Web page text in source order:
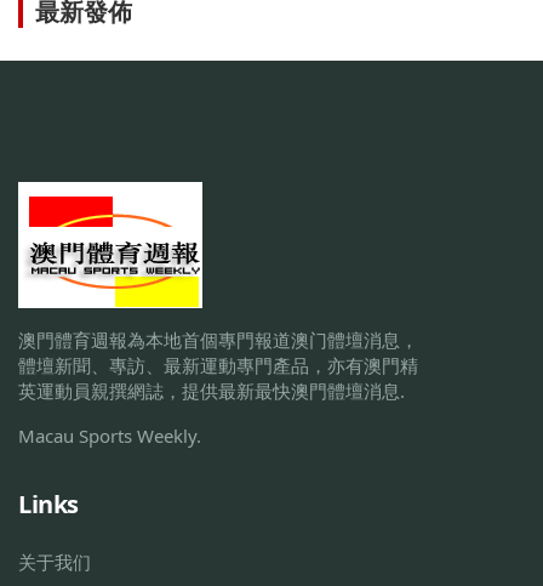
最新發佈
澳門體育週報為本地首個專門報道澳门體壇消息，
體壇新聞、專訪、最新運動專門產品，亦有澳門精
英運動員親撰網誌，提供最新最快澳門體壇消息.
Macau Sports Weekly.
Links
关于我们